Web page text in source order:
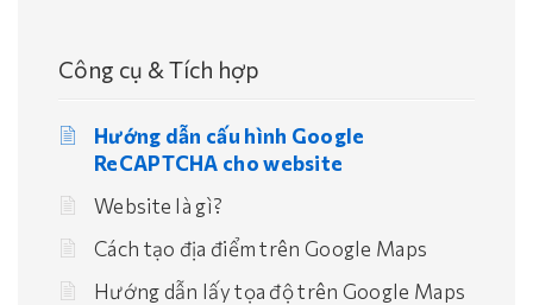
Công cụ & Tích hợp
Hướng dẫn cấu hình Google
ReCAPTCHA cho website
Website là gì?
Cách tạo địa điểm trên Google Maps
Hướng dẫn lấy tọa độ trên Google Maps